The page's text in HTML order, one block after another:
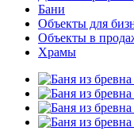
Бани
Объекты для
Объекты в
Храмы